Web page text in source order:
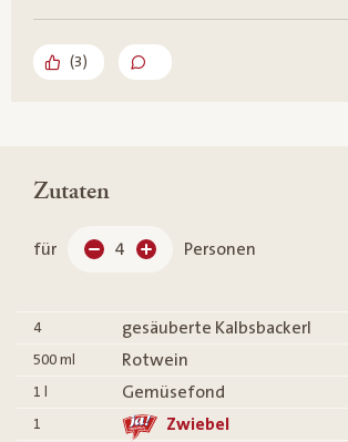
(3)
Zutaten
für 4 Personen
4 gesäuberte Kalbsbackerl
500 ml Rotwein
1 Gemüsefond
1 Zwiebel